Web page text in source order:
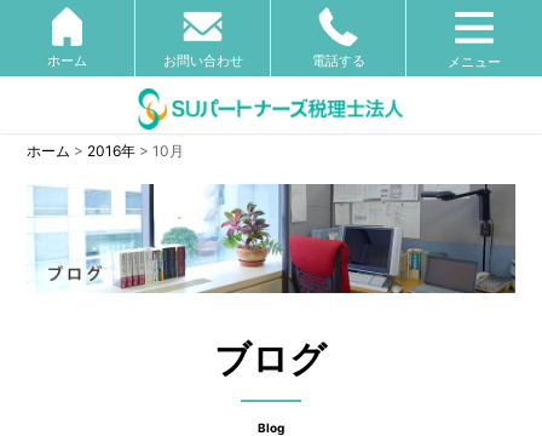
ホーム お問い合わせ 電話する メニュー
ホーム > 2016年 >10月
ブログ
Blog